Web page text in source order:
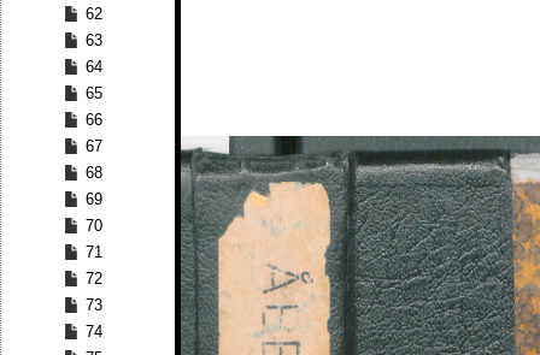
62
63
64
65
66
67
68
69
70
71
72
73
74